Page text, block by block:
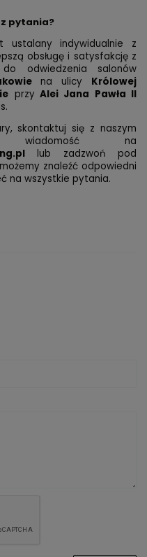
pytania?
indywidualnie z
obsługę i satysfakcję z
odwiedzenia salonów
na ulicy Królowej
przy Alei Jana Pawła II
skontaktuj się z naszym
wiadomość na
lub zadzwoń pod
znaleźć odpowiedni
na wszystkie pytania.